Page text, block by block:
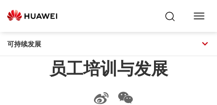
可持续发展
员工培训与发展